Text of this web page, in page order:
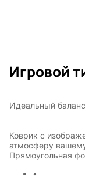
Игровой
Идеальный
Коврик с
атмосферу
Прямоугольная
•